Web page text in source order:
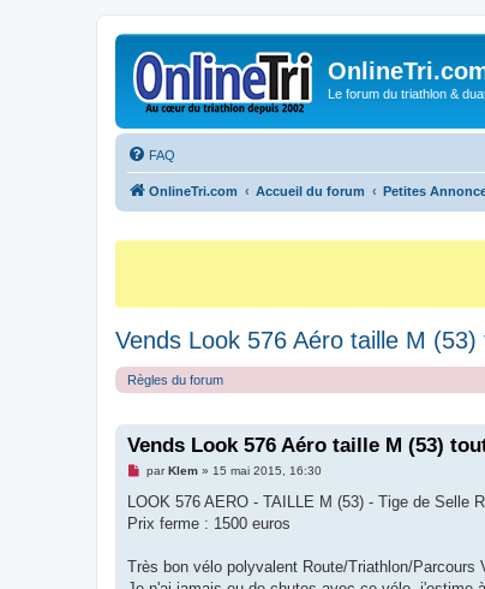
Le forum du triathlon &
FAQ
OnlineTri.com Accueil du forum Petites
Vends Look 576 Aéro taille M
Règles du forum
Vends Look 576 Aéro taille M (53)
M
s
a
n
o
parKlem» 15 mai 2015, 16:30
LOOK 576 AERO - TAILLE M (53) - Tige de Selle
Prix ferme : 1500 euros
Très bon vélo polyvalent Route/Triathlon/Parcours